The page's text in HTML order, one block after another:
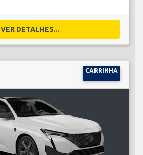
VER DETALHES...
CARRINHA